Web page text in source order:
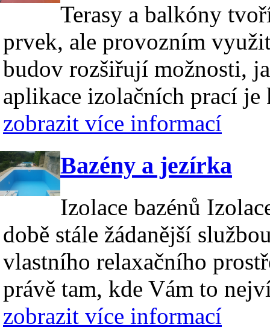
Terasy a balkóny
prvek, ale provozním
budov rozšiřují možnosti,
aplikace izolačních prací je
zobrazit více informací
Bazény a jezírka
Izolace bazénů
době stále žádanější
vlastního relaxačního
právě tam, kde Vám to
zobrazit více informací